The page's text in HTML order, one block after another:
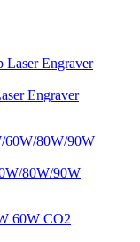
Engraver
80W/90W